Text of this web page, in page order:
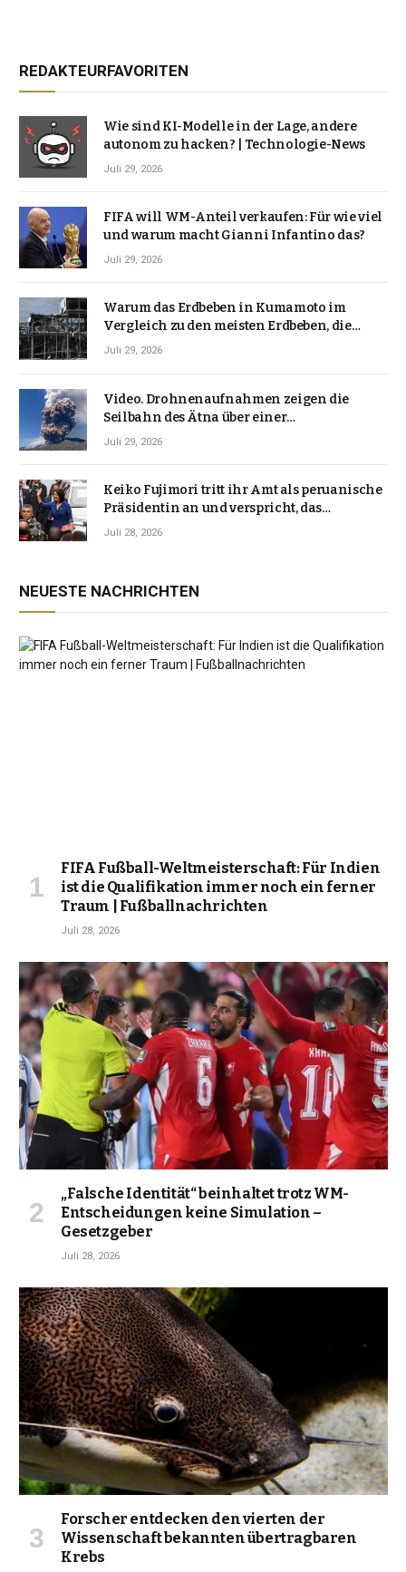
REDAKTEURFAVORITEN
Wie sind KI-Modelle in der Lage, andere
autonom zu hacken? | Technologie-News
Juli 29, 2026
FIFA will WM-Anteil verkaufen: Für wie viel
und warum macht Gianni Infantino das?
Juli 29, 2026
Warum das Erdbeben in Kumamoto im
Vergleich zu den meisten Erdbeben, die
Japan erschütterten, ungewöhnlich ist
Juli 29, 2026
Video. Drohnenaufnahmen zeigen die
Seilbahn des Ätna über einer
Vulkanlandschaft
Juli 29, 2026
Keiko Fujimori tritt ihr Amt als peruanische
Präsidentin an und verspricht, das
Jahrzehnt der Instabilität zu beenden
Juli 28, 2026
NEUESTE NACHRICHTEN
FIFA Fußball-Weltmeisterschaft: Für Indien
ist die Qualifikation immer noch ein ferner
Traum | Fußballnachrichten
Juli 28, 2026
„Falsche Identität“ beinhaltet trotz WM-
Entscheidungen keine Simulation –
Gesetzgeber
Juli 28, 2026
Forscher entdecken den vierten der
Wissenschaft bekannten übertragbaren
Krebs